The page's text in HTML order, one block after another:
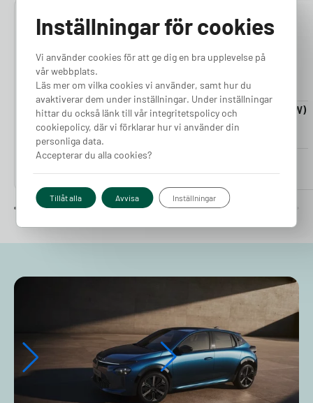
4.76
Laddkabel 5-20m (11kW)
Finns i lager
Pris från
2 380kr
Laddkabel 5-20m (22kW)
Finns i lager
2 980kr
Inställningar för cookies
Vi använder cookies för att ge dig en bra upplevelse på
vår webbplats.
Läs mer om vilka cookies vi använder, samt hur du
avaktiverar dem under inställningar. Under inställningar
hittar du också länk till vår integritetspolicy och
cookiepolicy, där vi förklarar hur vi använder din
personliga data.
Accepterar du alla cookies?
Tillåt alla Avvisa Inställningar